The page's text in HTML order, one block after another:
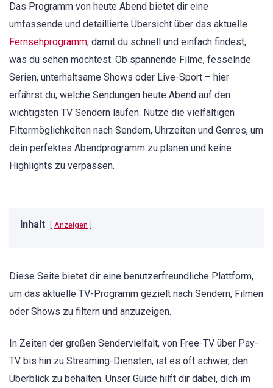
Das Programm von heute Abend bietet dir eine
umfassende und detaillierte Übersicht über das aktuelle
Fernsehprogramm, damit du schnell und einfach findest,
was du sehen möchtest. Ob spannende Filme, fesselnde
Serien, unterhaltsame Shows oder Live-Sport – hier
erfährst du, welche Sendungen heute Abend auf den
wichtigsten TV Sendern laufen. Nutze die vielfältigen
Filtermöglichkeiten nach Sendern, Uhrzeiten und Genres, um
dein perfektes Abendprogramm zu planen und keine
Highlights zu verpassen.
Inhalt Anzeigen
Diese Seite bietet dir eine benutzerfreundliche Plattform,
um das aktuelle TV-Programm gezielt nach Sendern, Filmen
oder Shows zu filtern und anzuzeigen.
In Zeiten der großen Sendervielfalt, von Free-TV über Pay-
TV bis hin zu Streaming-Diensten, ist es oft schwer, den
Überblick zu behalten. Unser Guide hilft dir dabei, dich im